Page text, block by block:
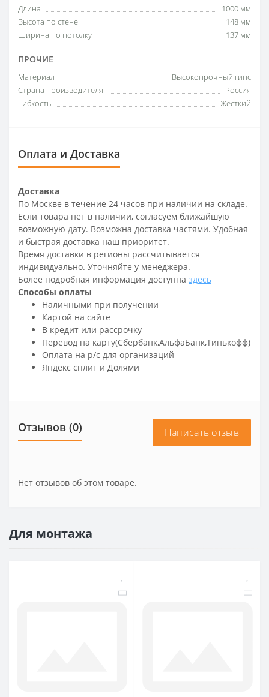
Длина
1000 мм
Высота по стене
148 мм
Ширина по потолку
137 мм
ПРОЧИЕ
Материал
Высокопрочный гипс
Страна производителя
Россия
Гибкость
Жесткий
Оплата и Доставка
Доставка
По Москве в течение 24 часов при наличии на складе.
Если товара нет в наличии, согласуем ближайшую
возможную дату. Возможна доставка частями. Удобная
и быстрая доставка наш приоритет.
Время доставки в регионы рассчитывается
индивидуально. Уточняйте у менеджера.
Более подробная информация доступна здесь
Способы оплаты
Наличными при получении
Картой на сайте
В кредит или рассрочку
Перевод на карту(Сбербанк,АльфаБанк,Тинькофф)
Оплата на р/c для организаций
Яндекс сплит и Долями
Отзывов (0) Написать отзыв
Нет отзывов об этом товаре.
Для монтажа